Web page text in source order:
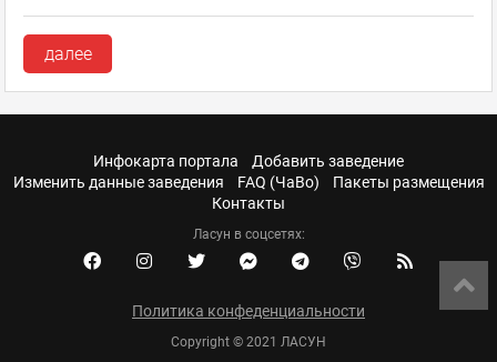
далее
Инфокарта портала
Добавить заведение
Изменить данные заведения
FAQ (ЧаВо)
Пакеты размещения
Контакты
Ласун в соцсетях:
Политика конфеденциальности
Copyright © 2021 ЛАСУН